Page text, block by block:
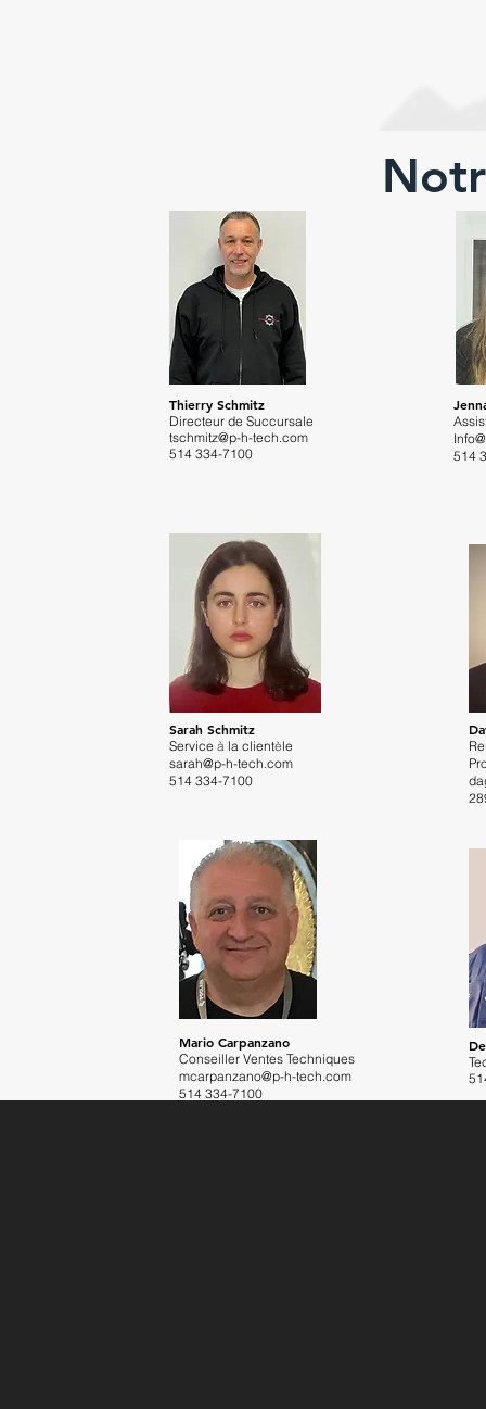
Thierry Schmitz
Directeur de Succursale
tschmitz@p-h-tech.com
514 334-7100
Sarah Schmitz
Service à la clientèle
sarah@p-h-tech.com
514 334-7100
Mario Carpanzano
Conseiller Ventes Techniques
mcarpanzano@p-h-tech.com
514 334-7100
514